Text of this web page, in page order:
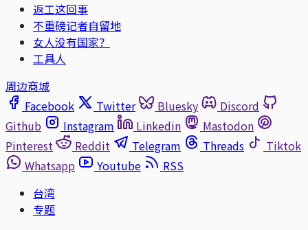
返工这回事
不重磅记者自留地
女人没有国家？
工具人
周边商城
Facebook
Twitter Bluesky
Discord
Github
Instagram Linkedin
Mastodon
Pinterest
Reddit Telegram Threads
Tiktok
Whatsapp
Youtube
RSS
台湾
专题